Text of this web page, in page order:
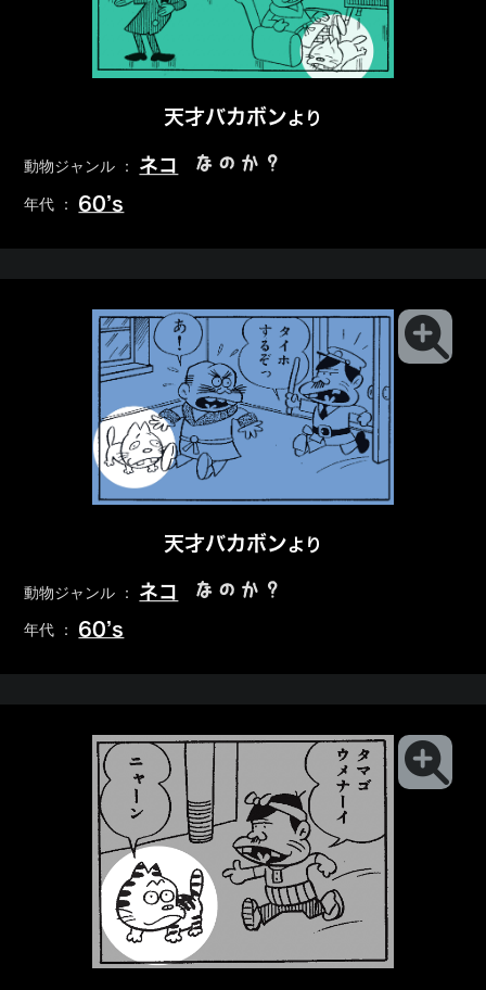
天才バカボンより
動物ジャンル ： ネコ なのか？
年代 ： 60’s
天才バカボンより
動物ジャンル ： ネコ なのか？
年代 ： 60’s